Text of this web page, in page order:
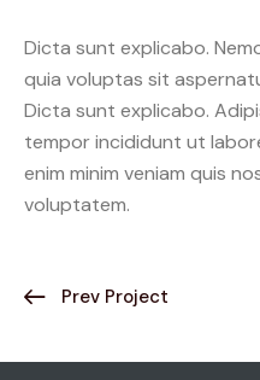
Dicta sunt explicabo.
quia voluptas sit
Dicta sunt explicabo.
tempor incididunt ut
enim minim veniam quis
voluptatem.
Prev Project